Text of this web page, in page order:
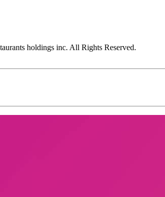
holdings inc. All Rights Reserved.